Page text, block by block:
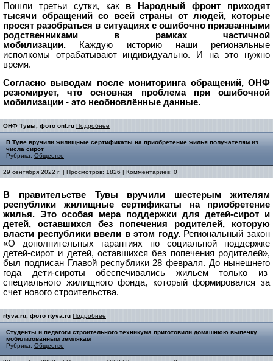
Пошли третьи сутки, как в Народный фронт приходят
тысячи обращений со всей страны от людей, которые
просят разобраться в ситуациях с ошибочно призванными
родственниками в рамках частичной
мобилизации. Каждую историю наши региональные
исполкомы отрабатывают индивидуально. И на это нужно
время.
Согласно выводам после мониторинга обращений, ОНФ
резюмирует, что основная проблема при ошибочной
мобилизации - это необновлённые данные.
ОНФ Тувы, фото onf.ru Подробнее
В Туве вручили жилищные сертификаты на приобретение жилья получателям из
числа сирот
Рубрика: Общество
29 сентября 2022 г. | Просмотров: 1826 | Комментариев: 0
В правительстве Тувы вручили шестерым жителям
республики жилищные сертификаты на приобретение
жилья. Это особая мера поддержки для детей-сирот и
детей, оставшихся без попечения родителей, которую
власти республики ввели в этом году.Региональный закон
«О дополнительных гарантиях по социальной поддержке
детей-сирот и детей, оставшихся без попечения родителей»,
был подписан Главой республики 28 февраля. До нынешнего
года дети-сироты обеспечивались жильем только из
специального жилищного фонда, который формировался за
счет нового строительства.
rtyva.ru, фото rtyva.ru Подробнее
Студенты и педагоги строительного техникума приготовили домашнюю выпечку
мобилизованным землякам
Рубрика: Общество